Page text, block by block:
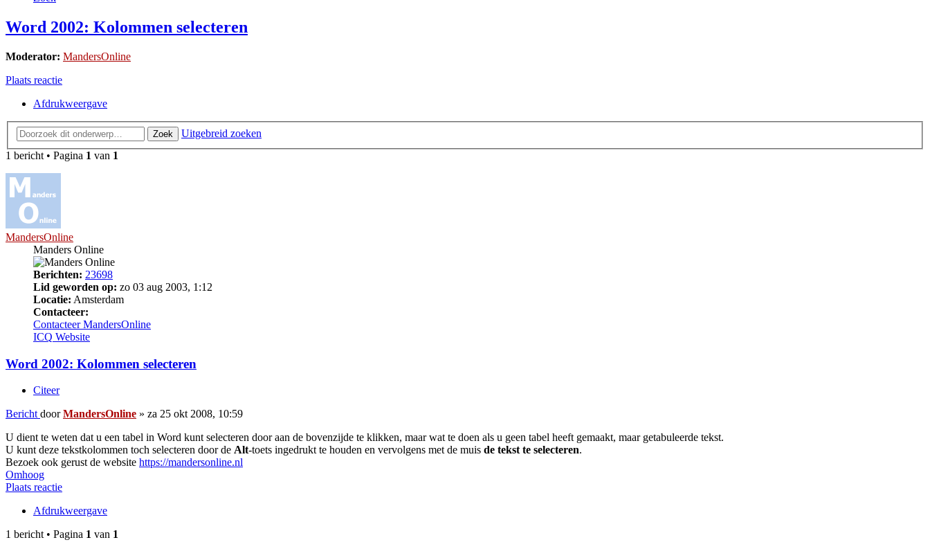
Word 2002: Kolommen selecteren
Moderator: MandersOnline
Plaats reactie
Afdrukweergave
Zoek
Uitgebreid zoeken
1 bericht • Pagina 1 van 1
MandersOnline
Manders Online
Berichten: 23698
Lid geworden op: zo 03 aug 2003, 1:12
Locatie: Amsterdam
Contacteer:
Contacteer MandersOnline
ICQ Website
Word 2002: Kolommen selecteren
Citeer
Bericht doorMandersOnline » za 25 okt 2008, 10:59
U dient te weten dat u een tabel in Word kunt selecteren door aan de bovenzijde te klikken, maar wat te doen als u geen tabel heeft gemaakt, maar getabuleerde tekst.
U kunt deze tekstkolommen toch selecteren door de Alt-toets ingedrukt te houden en vervolgens met de muis de tekst te selecteren.
Bezoek ook gerust de website https://mandersonline.nl
Omhoog
Plaats reactie
Afdrukweergave
1 bericht • Pagina 1 van 1